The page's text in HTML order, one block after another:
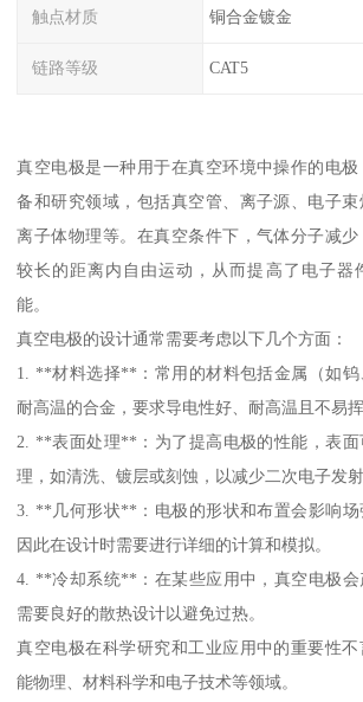
触点材质 铜合金镀金
链路等级 CAT5
真空电极是一种用于在真空环境中操作的电
备和研究领域，包括真空管、离子源、电子
离子体物理等。在真空条件下，气体分子减
较长的距离内自由运动，从而提高了电子器
能。
真空电极的设计通常需要考虑以下几个方面：
1. **材料选择**：常用的材料包括金属（如
耐高温的合金，要求导电性好、耐高温且不易挥
2. **表面处理**：为了提高电极的性能，表
理，如清洗、镀层或刻蚀，以减少二次电子发
3. **几何形状**：电极的形状和布置会影响场
因此在设计时需要进行详细的计算和模拟。
4. **冷却系统**：在某些应用中，真空电极
需要良好的散热设计以避免过热。
真空电极在科学研究和工业应用中的重要性
能物理、材料科学和电子技术等领域。